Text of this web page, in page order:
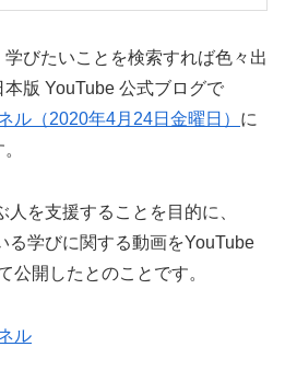
びたいことを検索すれば色々出
版 YouTube 公式ブログで
ル（2020年4月24日金曜日） に
を支援することを目的に、
る学びに関する動画をYouTube
公開したとのことです。
ル